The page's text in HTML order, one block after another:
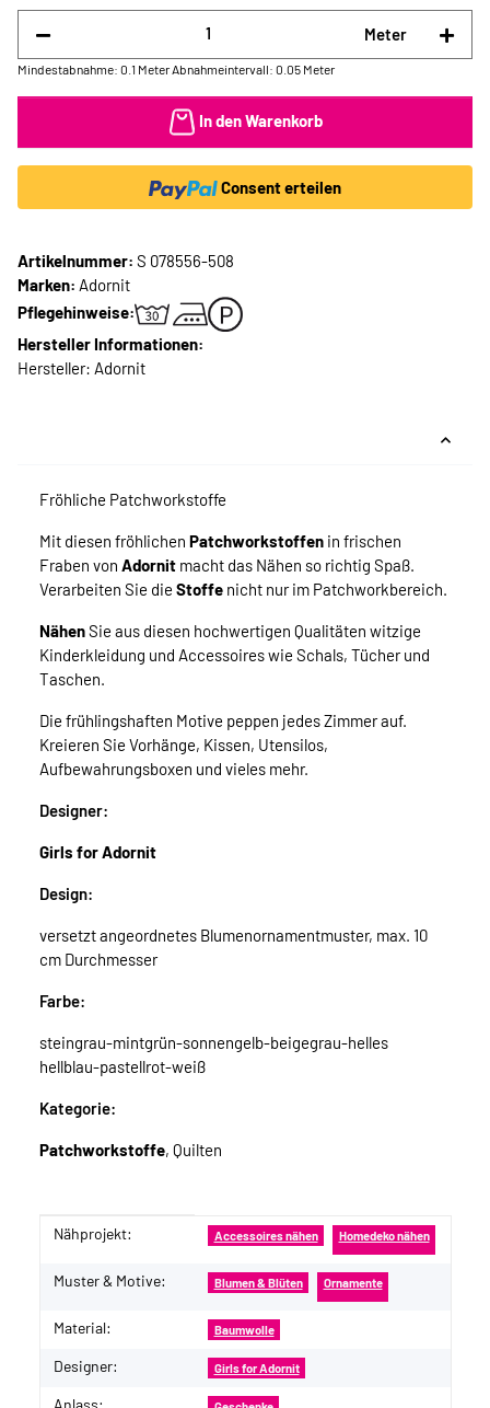
Meter
Mindestabnahme: 0.1 Meter Abnahmeintervall: 0.05 Meter
In den Warenkorb
Consent erteilen
Artikelnummer: S 078556-508
Marken: Adornit
Pflegehinweise:
Hersteller Informationen:
Hersteller: Adornit
Fröhliche Patchworkstoffe
Mit diesen fröhlichen Patchworkstoffen in frischen
Fraben von Adornit macht das Nähen so richtig Spaß.
Verarbeiten Sie die Stoffe nicht nur im Patchworkbereich.
NähenSie aus diesen hochwertigen Qualitäten witzige
Kinderkleidung und Accessoires wie Schals, Tücher und
Taschen.
Die frühlingshaften Motive peppen jedes Zimmer auf.
Kreieren Sie Vorhänge, Kissen, Utensilos,
Aufbewahrungsboxen und vieles mehr.
Designer:
Girls for Adornit
Design:
versetzt angeordnetes Blumenornamentmuster, max. 10
cm Durchmesser
Farbe:
steingrau-mintgrün-sonnengelb-beigegrau-helles
hellblau-pastellrot-weiß
Kategorie:
Patchworkstoffe, Quilten
Produkteigenschaft
Wert
Nähprojekt: Accessoires nähen Homedeko nähen
Muster & Motive: Blumen & Blüten Ornamente
Material: Baumwolle
Designer: Girls for Adornit